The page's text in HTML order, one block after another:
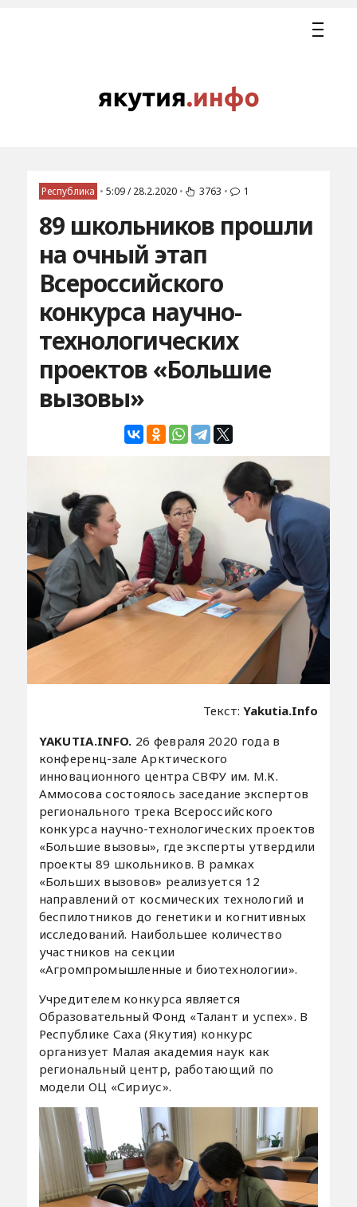
Республика • 5:09 / 28.2.2020 • 3763 • 1
89 школьников прошли
на очный этап
Всероссийского
конкурса научно-
технологических
проектов «Большие
вызовы»
Текст:Yakutia.Info
YAKUTIA.INFO. 26 февраля 2020 года в
конференц-зале Арктического
инновационного центра СВФУ им. М.К.
Аммосова состоялось заседание экспертов
регионального трека Всероссийского
конкурса научно-технологических проектов
«Большие вызовы», где эксперты утвердили
проекты 89 школьников. В рамках
«Больших вызовов» реализуется 12
направлений от космических технологий и
беспилотников до генетики и когнитивных
исследований. Наибольшее количество
участников на секции
«Агромпромышленные и биотехнологии».
Учредителем конкурса является
Образовательный Фонд «Талант и успех». В
Республике Саха (Якутия) конкурс
организует Малая академия наук как
региональный центр, работающий по
модели ОЦ «Сириус».